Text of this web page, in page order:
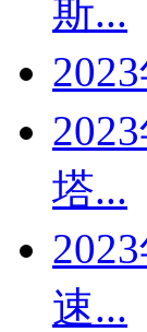
斯...
塔...
速...